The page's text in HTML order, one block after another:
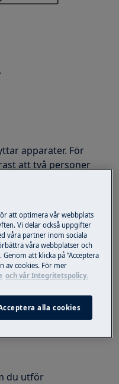
apparater. För
att två personer
hela tiden
du utför
att optimera vår webbplats
Vi delar också uppgifter
våra partner inom sociala
våra webbplatser och
att klicka på ”Acceptera
av cookies. För mer
och vår Integritetspolicy.
alla cookies